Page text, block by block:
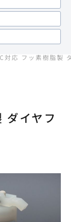
応 フッ素樹脂製
イヤフ